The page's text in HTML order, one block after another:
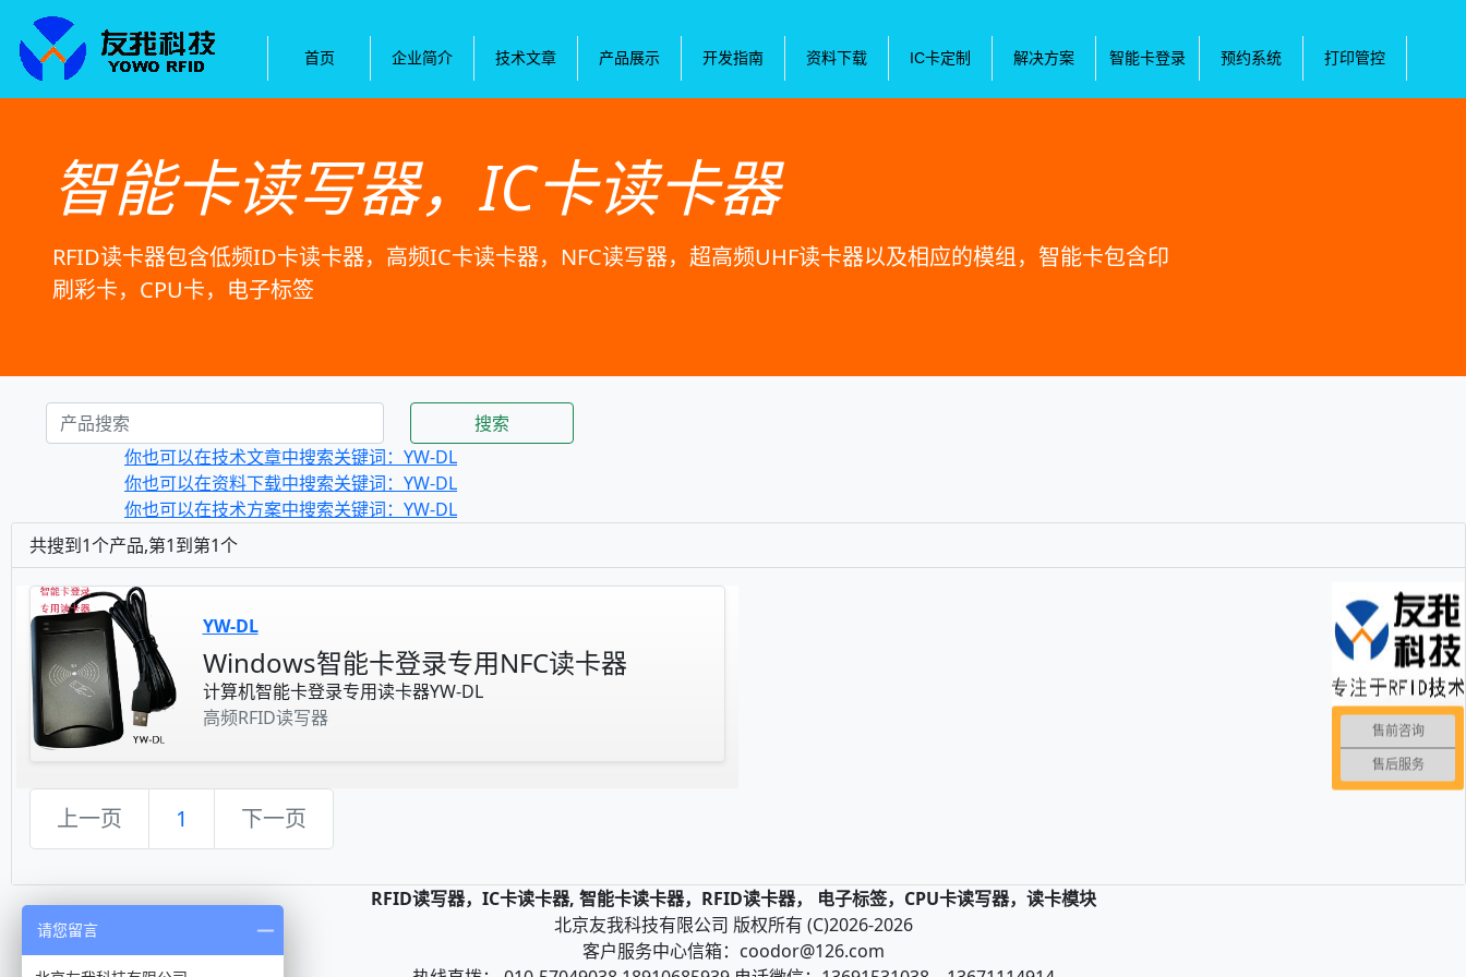
首页 企业简介 技术文章 产品展示 开发指南 资料下载 IC卡定制 解决方案 智能卡登录 预约系统 打印管控
智能卡读写器，IC卡读卡器
RFID读卡器包含低频ID卡读卡器，高频IC卡读卡器，NFC读写器，超高频UHF读卡器以及相应的模组，智能卡包含印
刷彩卡，CPU卡，电子标签
搜索
你也可以在技术文章中搜索关键词：YW-DL
你也可以在资料下载中搜索关键词：YW-DL
你也可以在技术方案中搜索关键词：YW-DL
共搜到1个产品,第1到第1个
YW-DL
Windows智能卡登录专用NFC读卡器
计算机智能卡登录专用读卡器YW-DL
高频RFID读写器
上一页 1 下一页
RFID读写器，IC卡读卡器, 智能卡读卡器，RFID读卡器， 电子标签，CPU卡读写器，读卡模块
北京友我科技有限公司 版权所有 (C)2026-2026
客户服务中心信箱：coodor@126.com
售前咨询
售后服务
请您留言